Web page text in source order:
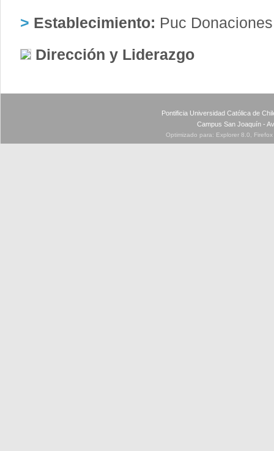
> Establecimiento: Puc Donaciones
Dirección y Liderazgo
Pontificia Universidad Católica de
Campus San Joaquín -
Optimizado para: Explorer 8.0,